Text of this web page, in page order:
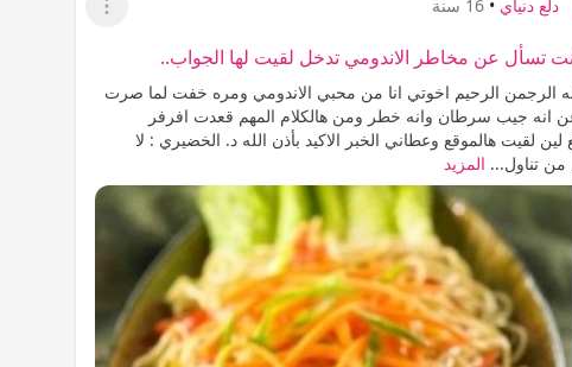
دلع دنياي • 16 سنة
عرض القائمة
تسأل عن مخاطر الاندومي تدخل لقيت لها الجواب..
الرجمن الرحيم اخوتي انا من محبي الاندومي ومره خفت لما صرت
انه جيب سرطان وانه خطر ومن هالكلام المهم قعدت افرفر
لين لقيت هالموقع وعطاني الخبر الاكيد بأذن الله د. الخضيري : لا
تناول... المزيد